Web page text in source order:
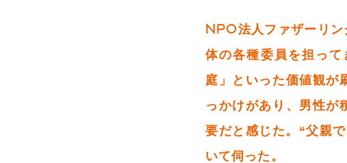
NPO法人ファザーリ
体の各種委員を担っ
庭」といった価値観が
っかけがあり、男性が
要だと感じた。“父親
いて伺った。